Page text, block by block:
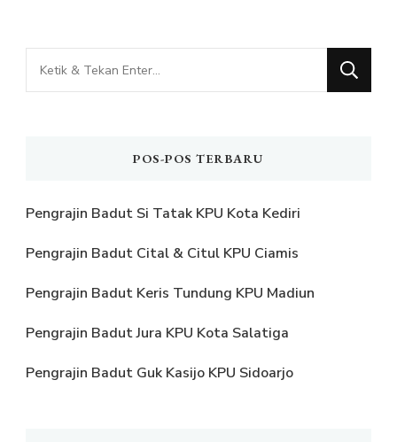
Mencari
Sesuatu?
POS-POS TERBARU
Pengrajin Badut Si Tatak KPU Kota Kediri
Pengrajin Badut Cital & Citul KPU Ciamis
Pengrajin Badut Keris Tundung KPU Madiun
Pengrajin Badut Jura KPU Kota Salatiga
Pengrajin Badut Guk Kasijo KPU Sidoarjo